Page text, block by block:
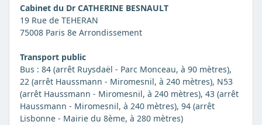
Cabinet du Dr CATHERINE BESNAULT
19 Rue de TEHERAN
75008 Paris 8e Arrondissement
Transport public
Bus : 84 (arrêt Ruysdaël - Parc Monceau, à 90 mètres),
22 (arrêt Haussmann - Miromesnil, à 240 mètres), N53
(arrêt Haussmann - Miromesnil, à 240 mètres), 43 (arrêt
Haussmann - Miromesnil, à 240 mètres), 94 (arrêt
Lisbonne - Mairie du 8ème, à 280 mètres)